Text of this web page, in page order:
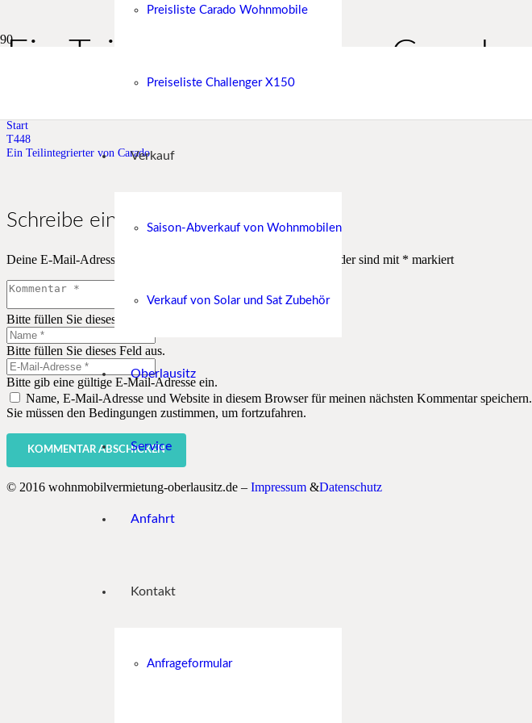
Preisliste Carado Wohnmobile
Preiseliste Challenger X150
Verkauf
Saison-Abverkauf von Wohnmobilen
Verkauf von Solar und Sat Zubehör
Oberlausitz
Service
Anfahrt
Kontakt
Anfrageformular
Ein Teilintegrierter von Carado
Start
T448
Ein Teilintegrierter von Carado
Schreibe einen Kommentar
Deine E-Mail-Adresse wird nicht veröffentlicht. Erforderliche Felder sind mit * markiert
Bitte füllen Sie dieses Feld aus.
Bitte füllen Sie dieses Feld aus.
Bitte gib eine gültige E-Mail-Adresse ein.
Name, E-Mail-Adresse und Website in diesem Browser für meinen nächsten Kommentar speichern.
Sie müssen den Bedingungen zustimmen, um fortzufahren.
KOMMENTAR ABSCHICKEN
© 2016 wohnmobilvermietung-oberlausitz.de – Impressum &Datenschutz